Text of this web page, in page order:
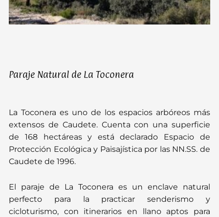
Paraje Natural de La Toconera
La Toconera es uno de los espacios arbóreos más
extensos de Caudete. Cuenta con una superficie
de 168 hectáreas y está declarado Espacio de
Protección Ecológica y Paisajística por las NN.SS. de
Caudete de 1996.
El paraje de La Toconera es un enclave natural
perfecto para la practicar senderismo y
cicloturismo, con itinerarios en llano aptos para